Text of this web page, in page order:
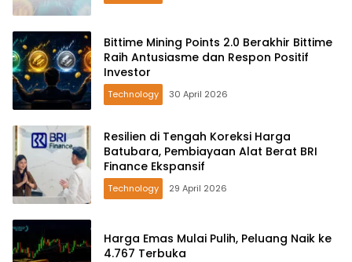
Bittime Mining Points 2.0 Berakhir Bittime
Raih Antusiasme dan Respon Positif
Investor
Technology 30 April 2026
Resilien di Tengah Koreksi Harga
Batubara, Pembiayaan Alat Berat BRI
Finance Ekspansif
Technology 29 April 2026
Harga Emas Mulai Pulih, Peluang Naik ke
4.767 Terbuka